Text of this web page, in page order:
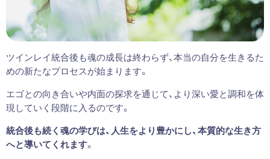
ツインレイ統合後も魂の成長は終わらず、本当の自分を生きるた
めの新たなプロセスが始まります。
エゴとの向き合いや内面の探求を通じて、より深い愛と調和を体
現していく段階に入るのです。
統合後も続く魂の学びは、人生をより豊かにし、本質的な生き方
へと導いてくれます。